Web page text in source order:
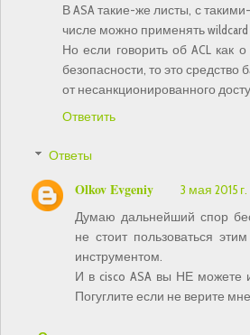
В ASA такие-же листы, с
числе можно применять wildcard
Но если говорить об ACL как
безопасности, то это средство
от несанкционированного
Ответить
Ответы
Olkov Evgeniy
3 мая 2015
Думаю дальнейший спор
не стоит пользоваться
инструментом.
И в cisco ASA вы НЕ можете
Погуглите если не верите